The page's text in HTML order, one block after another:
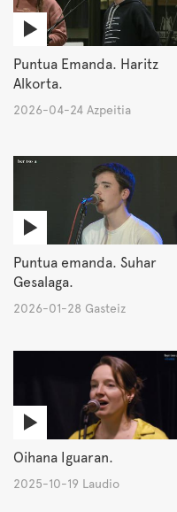
Puntua Emanda. Haritz
Alkorta.
2026-04-24 Azpeitia
Puntua emanda. Suhar
Gesalaga.
2026-01-28 Gasteiz
Oihana Iguaran.
2025-10-19 Laudio